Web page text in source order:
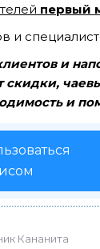
первый
и
и
скидки,
и
Кананита